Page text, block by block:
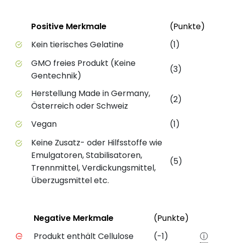
Positive Merkmale des Produkts mit
StatusPositive Merkmale (Punkte)
Kein tierisches Gelatine
(1)
GMO freies Produkt (Keine
Gentechnik)
(3)
Herstellung Made in Germany,
Österreich oder Schweiz
(2)
Vegan
(1)
Keine Zusatz- oder Hilfsstoffe wie
Emulgatoren, Stabilisatoren,
Trennmittel, Verdickungsmittel,
Überzugsmittel etc.
(5)
Negative Merkmale des Produkts mit Punkteabzug
StatusNegative Merkmale (Punkte)
Produkt enthält Cellulose
(-1) ⓘ